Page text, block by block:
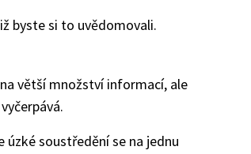
byste si to uvědomovali.
větší množství informací, ale
soustředění se na jednu